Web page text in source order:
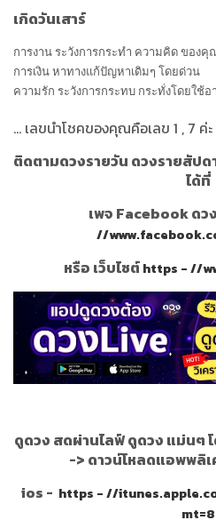
เกิดวันเสาร์
การงาน ระวังการกระทำ ความคิด ของ
การเงิน หาทางแก้ปัญหาเดิมๆ โดยด่วน
ความรัก ระวังการกระทบ กระทั่งโดยใช้
... เลขนำโชคของคุณคือเลข 1 , 7 ค่ะ
ติดตามดวงรายวัน ดวงรายสัป
ได้ที่
เพจ Facebook ดว
//
หรือ เว็บไซต์https - //
ดูดวง สดผ่านไลฟ์ ดูดวง แม่นๆ
-> ดาวน์โหลดแอพพลิเ
ios - https - //
mt=8